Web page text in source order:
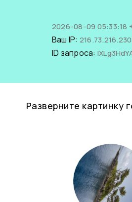
2026-08-09 05:33:18
Ваш IP: 216.73.216.230
ID запроса:
Разверните картинку